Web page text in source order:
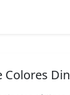
Colores